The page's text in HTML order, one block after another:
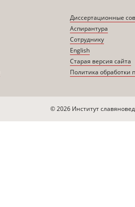
Диссертационные
Аспирантура
Сотруднику
English
Старая версия сайта
Политика обработки
© 2026 Институт